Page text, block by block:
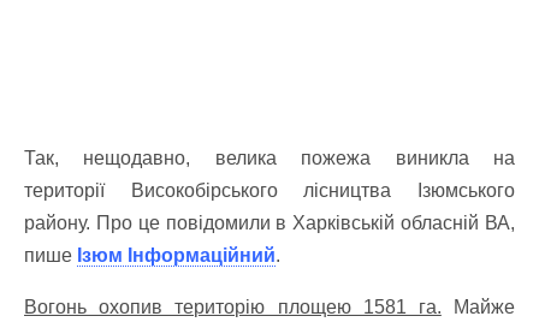
Так, нещодавно, велика пожежа виникла на
території Високобірського лісництва Ізюмського
району. Про це повідомили в Харківській обласній ВА,
пише Ізюм Інформаційний.
Вогонь охопив територію площею 1581 га. Майже